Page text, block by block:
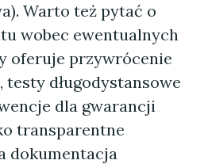
Warto też pytać o
wobec ewentualnych
oferuje przywrócenie
testy długodystansowe
dla gwarancji
transparentne
dokumentacja